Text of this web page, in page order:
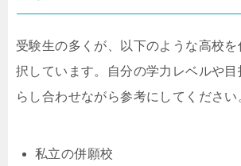
受験生の多くが、以下のような高校
択しています。自分の学力レベルや目
らし合わせながら参考にしてください
私立の併願校